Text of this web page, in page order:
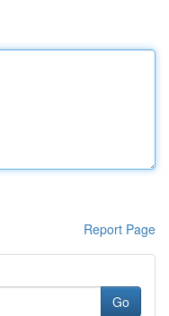
Report Page
Go